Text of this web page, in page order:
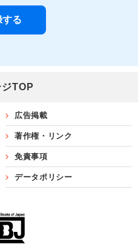
TOP
広告掲載
著作権・リンク
免責事項
データポリシー